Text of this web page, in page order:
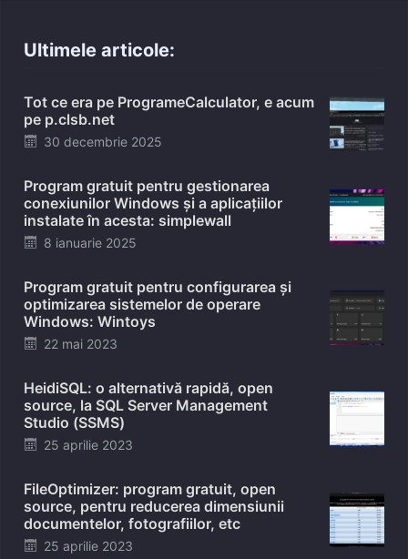
Ultimele articole:
Tot ce era pe ProgrameCalculator, e acum
pe p.clsb.net
Posted
30 decembrie 2025
Program gratuit pentru gestionarea
conexiunilor Windows și a aplicațiilor
instalate în acesta: simplewall
Posted
8 ianuarie 2025
Program gratuit pentru configurarea și
optimizarea sistemelor de operare
Windows: Wintoys
Posted
22 mai 2023
HeidiSQL: o alternativă rapidă, open
source, la SQL Server Management
Studio (SSMS)
Posted
25 aprilie 2023
FileOptimizer: program gratuit, open
source, pentru reducerea dimensiunii
documentelor, fotografiilor, etc
Posted
25 aprilie 2023